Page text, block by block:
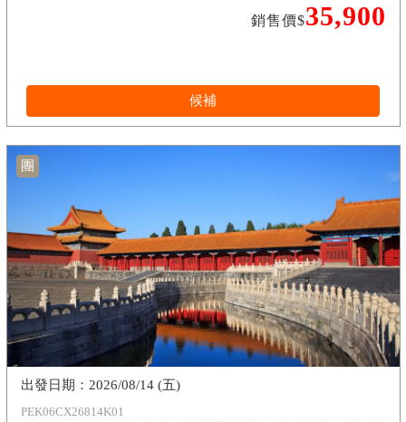
銷售價$35,900
候補
團
PEK06CX26814K01
2026/08/14 (五)